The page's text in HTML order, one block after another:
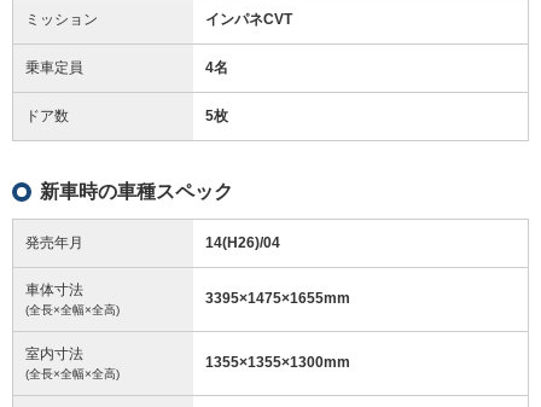
ミッション インパネCVT
乗車定員 4名
ドア数 5枚
新車時の車種スペック
発売年月 14(H26)/04
車体寸法
(全長×全幅×全高)
3395×1475×1655mm
室内寸法
(全長×全幅×全高)
1355×1355×1300mm